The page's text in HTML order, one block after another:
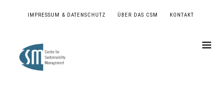
IMPRESSUM & DATENSCHUTZ ÜBER DAS CSM KONTAKT